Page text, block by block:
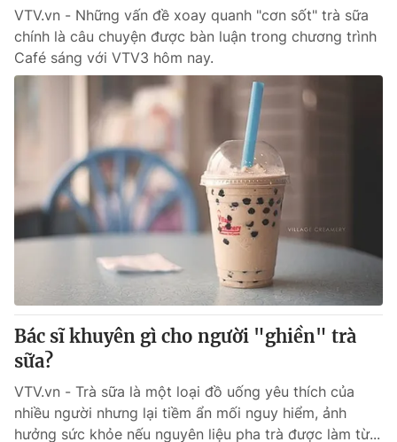
VTV.vn - Những vấn đề xoay quanh "cơn sốt" trà sữa
chính là câu chuyện được bàn luận trong chương trình
Café sáng với VTV3 hôm nay.
Bác sĩ khuyên gì cho người "ghiền" trà
sữa?
VTV.vn - Trà sữa là một loại đồ uống yêu thích của
nhiều người nhưng lại tiềm ẩn mối nguy hiểm, ảnh
hưởng sức khỏe nếu nguyên liệu pha trà được làm từ...